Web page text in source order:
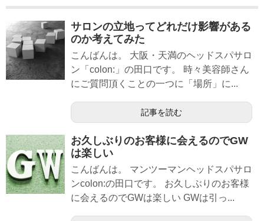
サロンの立地ってどれだけ影響がある
のか考えてみた
こんばんは。 大阪・天満のヘッドスパサロ
ン「colon:」の田口です。 時々美容師さん
にご質問頂くことの一つに「場所」に...
記事を読む
お久しぶりのお客様に会えるのでGW
は楽しい
こんばんは。 マンツーマンヘッドスパサロ
ンcolon:の田口です。 お久しぶりのお客様
に会えるのでGWは楽しい GWは引っ...